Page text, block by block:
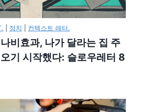
정치 컨텍스트 레터.
비효과, 나가 달라는 집 주
기 시작했다: 슬로우레터 8